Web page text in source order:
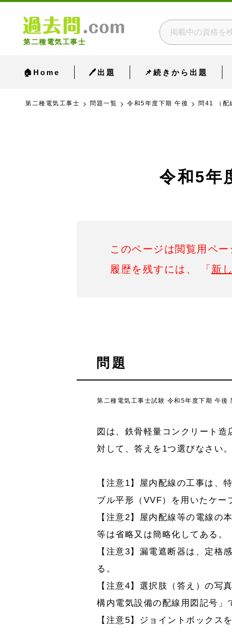
第二種電気工事士
🏠Home 🖊出題 📌続きから出題
第二種電気工事士 問題一覧 令和5年度下期 午後 問41 （配
令和5年
このページは閲覧用ペー
履歴を残すには、 「 新
問題
第二種電気工事士試験 令和5年度下期 午後
図は、鉄骨軽量コンクリート
対して、答えを1つ選びなさい。
【注意1】屋内配線の工事は、
ブル平形（VVF）を用いたケー
【注意2】屋内配線等の電線の
等は省略又は簡略化してある。
【注意3】漏電遮断器は、定格
る。
【注意4】選択肢（答え）の
構内電気設備の配線用図記号」
【注意5】ジョイントボックス